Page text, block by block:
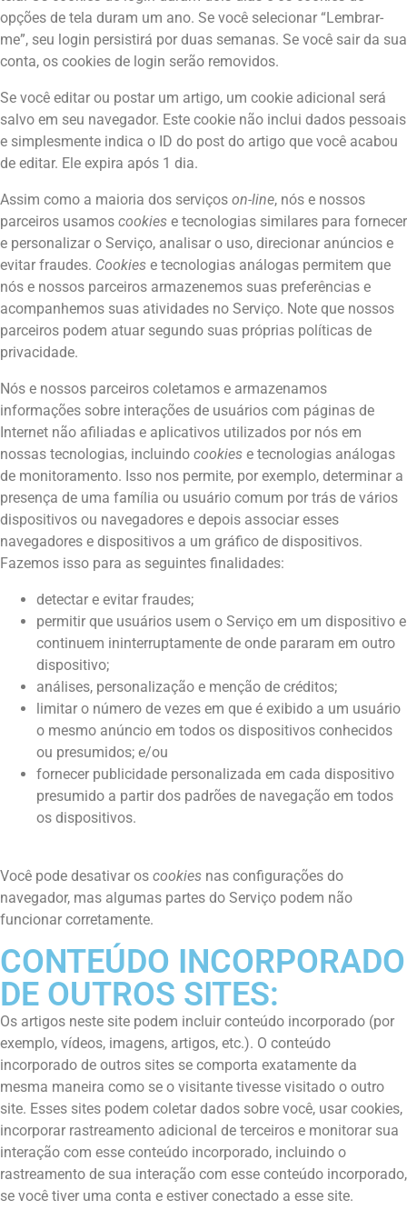
opções de tela duram um ano. Se você selecionar “Lembrar-
me”, seu login persistirá por duas semanas. Se você sair da sua
conta, os cookies de login serão removidos.
Se você editar ou postar um artigo, um cookie adicional será
salvo em seu navegador. Este cookie não inclui dados pessoais
e simplesmente indica o ID do post do artigo que você acabou
de editar. Ele expira após 1 dia.
Assim como a maioria dos serviços on-line, nós e nossos
parceiros usamos cookies e tecnologias similares para fornecer
e personalizar o Serviço, analisar o uso, direcionar anúncios e
evitar fraudes. Cookies e tecnologias análogas permitem que
nós e nossos parceiros armazenemos suas preferências e
acompanhemos suas atividades no Serviço. Note que nossos
parceiros podem atuar segundo suas próprias políticas de
privacidade.
Nós e nossos parceiros coletamos e armazenamos
informações sobre interações de usuários com páginas de
Internet não afiliadas e aplicativos utilizados por nós em
nossas tecnologias, incluindo cookies e tecnologias análogas
de monitoramento. Isso nos permite, por exemplo, determinar a
presença de uma família ou usuário comum por trás de vários
dispositivos ou navegadores e depois associar esses
navegadores e dispositivos a um gráfico de dispositivos.
Fazemos isso para as seguintes finalidades:
detectar e evitar fraudes;
permitir que usuários usem o Serviço em um dispositivo e
continuem ininterruptamente de onde pararam em outro
dispositivo;
análises, personalização e menção de créditos;
limitar o número de vezes em que é exibido a um usuário
o mesmo anúncio em todos os dispositivos conhecidos
ou presumidos; e/ou
fornecer publicidade personalizada em cada dispositivo
presumido a partir dos padrões de navegação em todos
os dispositivos.
Você pode desativar os cookies nas configurações do
navegador, mas algumas partes do Serviço podem não
funcionar corretamente.
CONTEÚDO INCORPORADO
DE OUTROS SITES:
Os artigos neste site podem incluir conteúdo incorporado (por
exemplo, vídeos, imagens, artigos, etc.). O conteúdo
incorporado de outros sites se comporta exatamente da
mesma maneira como se o visitante tivesse visitado o outro
site. Esses sites podem coletar dados sobre você, usar cookies,
incorporar rastreamento adicional de terceiros e monitorar sua
interação com esse conteúdo incorporado, incluindo o
rastreamento de sua interação com esse conteúdo incorporado,
se você tiver uma conta e estiver conectado a esse site.